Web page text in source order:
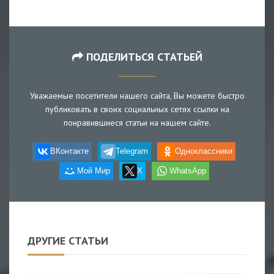
ПОДЕЛИТЬСЯ СТАТЬЕЙ
Уважаемые посетители нашего сайта, Вы можете быстро
публиковать в своих социальных сетях ссылки на
понравившиеся статьи на нашем сайте.
ВКонтакте Telegram Одноклассники
Мой Мир X WhatsApp
ДРУГИЕ СТАТЬИ